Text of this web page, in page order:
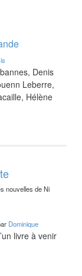
Denis
Leberre,
Hélène
nouvelles de Ni
Dominique
livre à venir